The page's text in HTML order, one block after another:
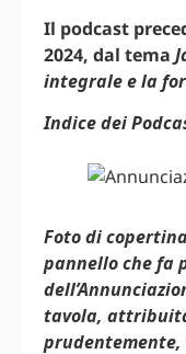
Il podcast
2024, dal tema
integrale e la
Indice dei
Foto di
pannello che fa
tavola, attribuita
prudentemente,